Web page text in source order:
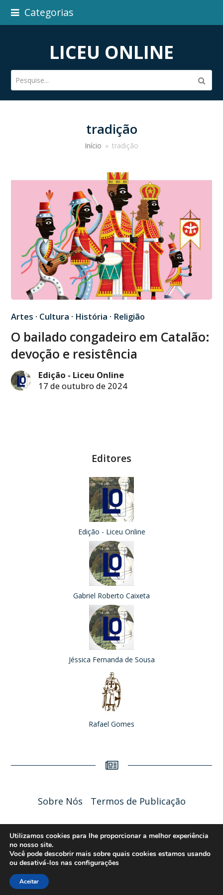
Categorias
LICEU ONLINE
Pesquise...
tradição
Início » tradição
Artes · Cultura · História · Religião
O bailado congadeiro em Catalão:
devoção e resistência
Edição - Liceu Online
17 de outubro de 2024
Editores
Edição - Liceu Online
Gabriel Roberto Caixeta
Jéssica Fernanda de Sousa
Rafael Gomes
Sobre Nós Termos de Publicação
Liceu Online 2026 - Política de Privacidade
Utilizamos cookies para lhe proporcionar a melhor experiência
no nosso site.
Você pode descobrir mais sobre quais cookies estamos usando
ou desativá-los nas configurações
Aceitar